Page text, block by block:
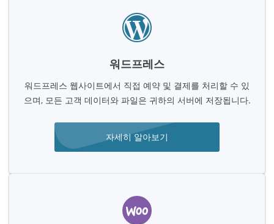
워드프레스
워드프레스 웹사이트에서 직접 예약 및 결제를 처리할 수 있
으며, 모든 고객 데이터와 파일은 귀하의 서버에 저장됩니다.
자세히 알아보기